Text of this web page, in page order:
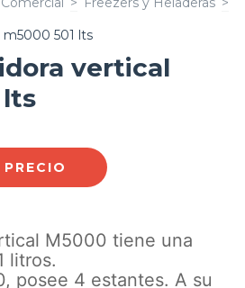
m5000 501 lts
vertical
lts
M5000 tiene una
litros.
posee 4 estantes. A su